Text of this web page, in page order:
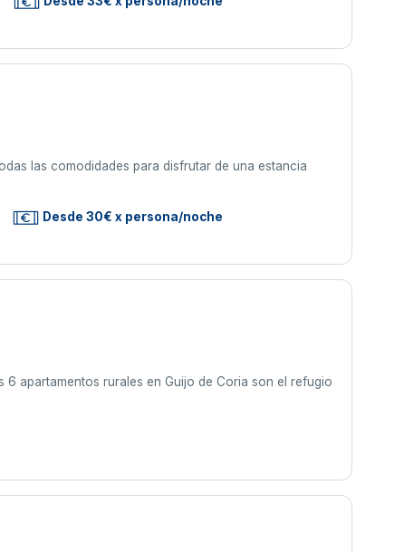
las comodidades para disfrutar de una estancia
Desde 30€ x persona/noche
apartamentos rurales en Guijo de Coria son el refugio